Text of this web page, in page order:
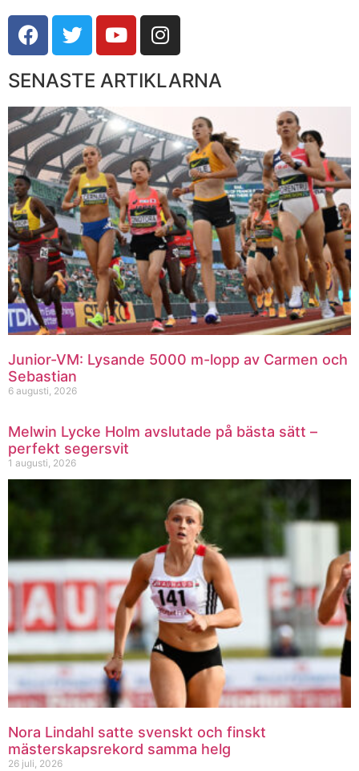
SENASTE ARTIKLARNA
Junior-VM: Lysande 5000 m-lopp av Carmen och
Sebastian
6 augusti, 2026
Melwin Lycke Holm avslutade på bästa sätt –
perfekt segersvit
1 augusti, 2026
Nora Lindahl satte svenskt och finskt
mästerskapsrekord samma helg
26 juli, 2026